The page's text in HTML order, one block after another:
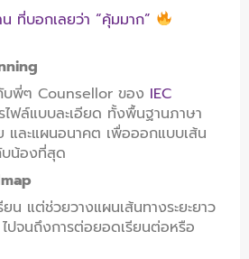
ที่บอกเลยว่า “คุ้มมาก”
พี่ๆ Counsellor ของ IEC
รไฟล์แบบละเอียด ทั้งพื้นฐานภาษา
และแผนอนาคต เพื่อออกแบบเส้น
บน้องที่สุด
ยน แต่ช่วยวางแผนเส้นทางระยะยาว
ปจนถึงการต่อยอดเรียนต่อหรือ